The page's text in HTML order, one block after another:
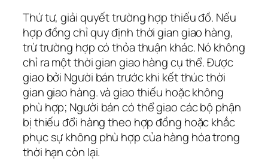
Thứ tư, giải quyết trường hợp thiếu đồ. Nếu
hợp đồng chỉ quy định thời gian giao hàng,
trừ trường hợp có thỏa thuận khác. Nó không
chỉ ra một thời gian giao hàng cụ thể. Được
giao bởi Người bán trước khi kết thúc thời
gian giao hàng. và giao thiếu hoặc không
phù hợp; Người bán có thể giao các bộ phận
bị thiếu đổi hàng theo hợp đồng hoặc khắc
phục sự không phù hợp của hàng hóa trong
thời hạn còn lại.